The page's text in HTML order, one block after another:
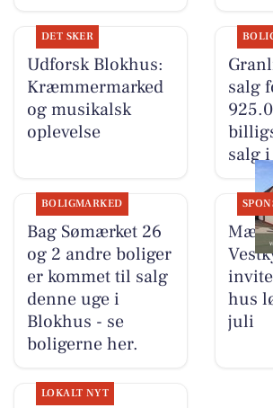
DET SKER
Udforsk Blokhus:
Kræmmermarked
og musikalsk
oplevelse
salg
salg
BOLIGMARKED
Bag Sømærket 26
og 2 andre boliger
er kommet til salg
denne uge i
Blokhus - se
boligerne her.
hus
juli
LOKALT NYT